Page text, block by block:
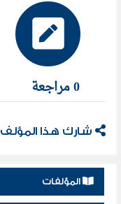
0 مراجعة
شارك هذا المؤلف
المؤلفات